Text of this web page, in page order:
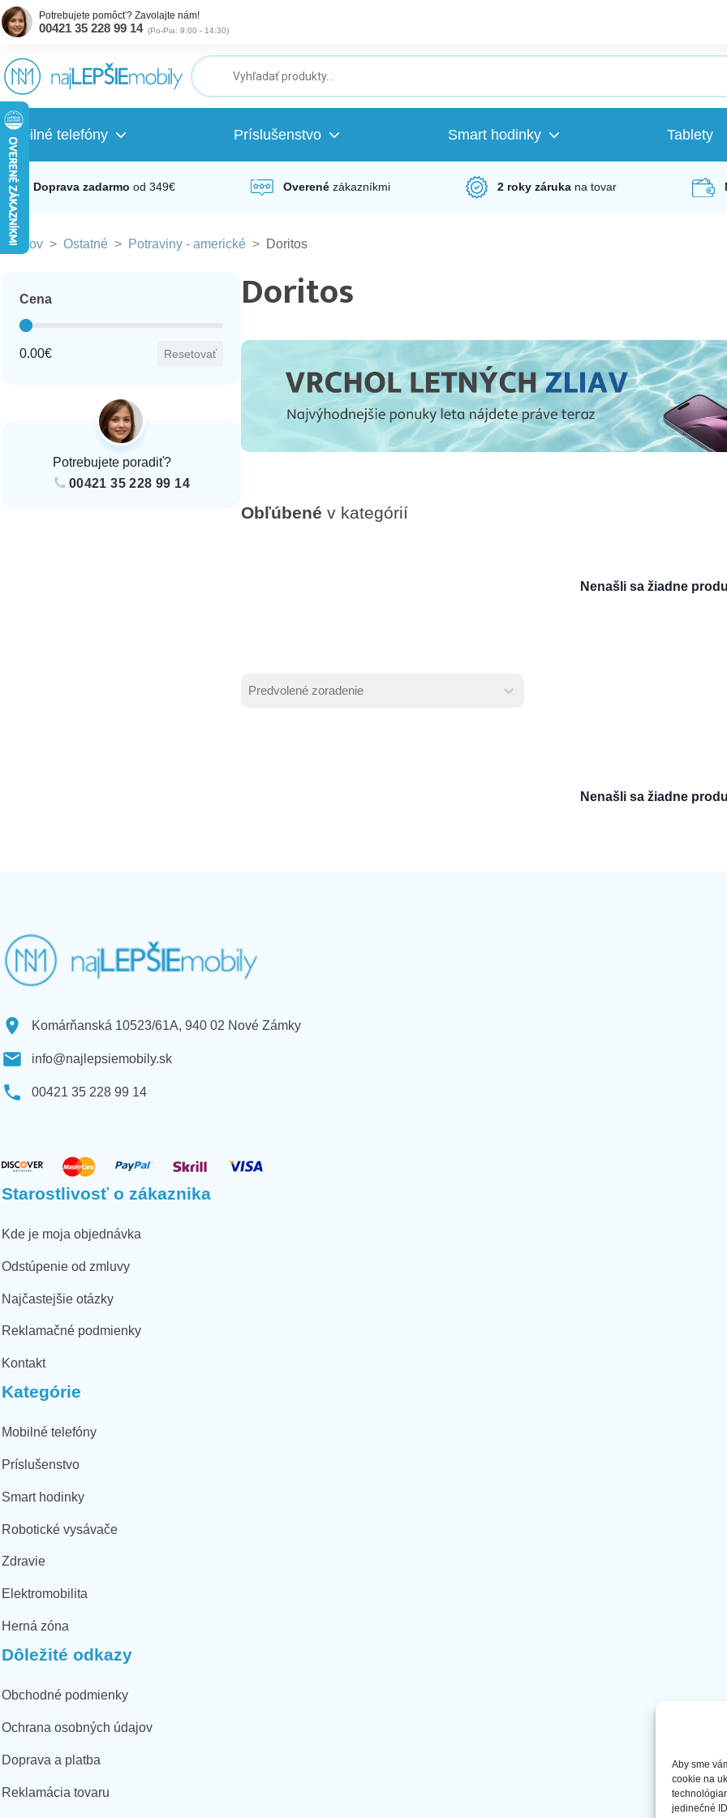
Aby sme
cookie na
jedinečné
Potrebujete pomôcť? Zavolajte nám!
00421 35 228 99 14 (Po-Pia: 9:00 - 14:30)
Mobilné telefóny Príslušenstvo Smart hodinky Tablety
Doprava zadarmo od 349€ Overené zákazníkmi 2 roky záruka na tovar
Domov > Ostatné > Potraviny - americké > Doritos
Cena
Cena
0.00€
Resetovať
Potrebujete poradiť?
00421 35 228 99 14
Doritos
Obľúbené v kategórií
Nenašli sa žiadne
Zoradenie produktov
Sort content
Sort content
Nenašli sa žiadne
Komárňanská 10523/61A, 940 02 Nové Zámky
info@najlepsiemobily.sk
00421 35 228 99 14
Starostlivosť o zákaznika
Kde je moja objednávka
Odstúpenie od zmluvy
Najčastejšie otázky
Reklamačné podmienky
Kontakt
Kategórie
Mobilné telefóny
Príslušenstvo
Smart hodinky
Robotické vysávače
Zdravie
Elektromobilita
Herná zóna
Dôležité odkazy
Obchodné podmienky
Ochrana osobných údajov
Doprava a platba
Reklamácia tovaru